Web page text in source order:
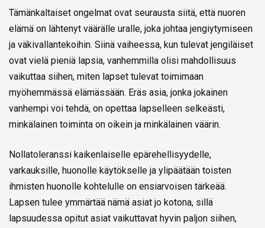
Tämänkaltaiset ongelmat ovat seurausta siitä, että nuoren
elämä on lähtenyt väärälle uralle, joka johtaa jengiytymiseen
ja väkivallantekoihin. Siinä vaiheessa, kun tulevat jengiläiset
ovat vielä pieniä lapsia, vanhemmilla olisi mahdollisuus
vaikuttaa siihen, miten lapset tulevat toimimaan
myöhemmässä elämässään. Eräs asia, jonka jokainen
vanhempi voi tehdä, on opettaa lapselleen selkeästi,
minkälainen toiminta on oikein ja minkälainen väärin.
Nollatoleranssi kaikenlaiselle epärehellisyydelle,
varkauksille, huonolle käytökselle ja ylipäätään toisten
ihmisten huonolle kohtelulle on ensiarvoisen tärkeää.
Lapsen tulee ymmärtää nämä asiat jo kotona, sillä
lapsuudessa opitut asiat vaikuttavat hyvin paljon siihen,